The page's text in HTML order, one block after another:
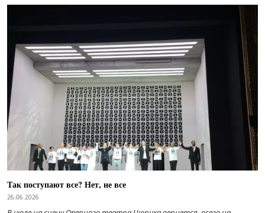
Так поступают все? Нет, не все
26.06.2026